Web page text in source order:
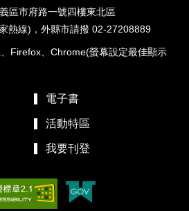
區市府路一號四樓東北區
熱線)，外縣市請撥 02-27208889
Firefox、Chrome(螢幕設定最佳顯示
電子書
活動特區
我要刊登